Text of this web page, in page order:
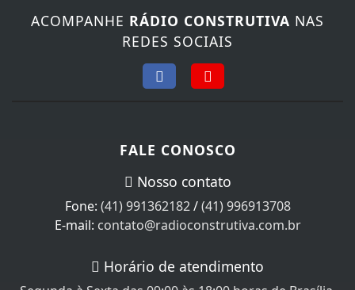
ACOMPANHE RÁDIO CONSTRUTIVA NAS
REDES SOCIAIS
FALE CONOSCO
Nosso contato
Fone: (41) 991362182/(41) 996913708
E-mail: contato@radioconstrutiva.com.br
Horário de atendimento